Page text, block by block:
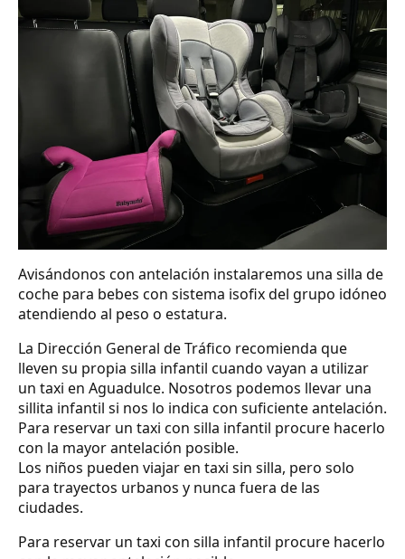
Avisándonos con antelación instalaremos una silla de
coche para bebes con sistema isofix del grupo idóneo
atendiendo al peso o estatura.
La Dirección General de Tráfico recomienda que
lleven su propia silla infantil cuando vayan a utilizar
un taxi en Aguadulce. Nosotros podemos llevar una
sillita infantil si nos lo indica con suficiente antelación.
Para reservar un taxi con silla infantil procure hacerlo
con la mayor antelación posible.
Los niños pueden viajar en taxi sin silla, pero solo
para trayectos urbanos y nunca fuera de las
ciudades.
Para reservar un taxi con silla infantil procure hacerlo